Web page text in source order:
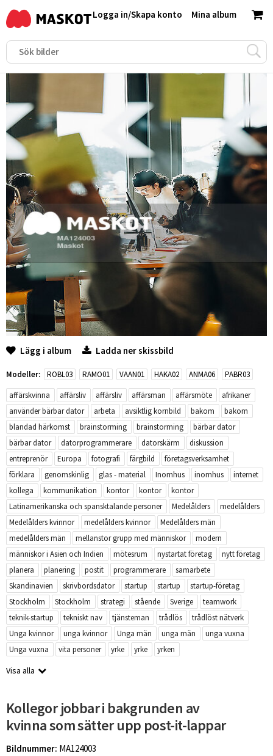
Mina album
Logga in/Skapa konto
Lägg i album Ladda ner skissbild
Modeller: ROBL03 RAMO01 VAAN01 HAKA02 ANMA06
PABR03
affärskvinna
affärsliv affärsliv affärsman affärsmöte
afrikaner
använder bärbar dator
arbeta avsiktlig kornbild bakom
bakom
blandad härkomst
brainstorming brainstorming
bärbar dator
bärbar dator
datorprogrammerare datorskärm
diskussion
entreprenör
Europa fotografi färgbild
företagsverksamhet
förklara
genomskinlig glas - material Inomhus inomhus
internet
kollega
kommunikation kontor kontor
kontor
Latinamerikanska och spansktalande personer
Medelålders
medelålders
Medelålders kvinnor
medelålders kvinnor
Medelålders män
medelålders män
mellanstor grupp med människor
modern
människor i Asien och Indien
mötesrum nystartat företag
nytt företag
planera
planering postit programmerare
samarbete
Skandinavien
skrivbordsdator startup startup
startup-företag
Stockholm
Stockholm strategi stående Sverige
teamwork
teknik-startup
tekniskt nav tjänsteman trådlös
trådlöst nätverk
Unga kvinnor
unga kvinnor Unga män unga män
unga vuxna
Unga vuxna
vita personer yrke yrke yrken
Visa alla
Kollegor jobbar i bakgrunden av
kvinna som sätter upp post-it-lappar
Bildnummer: MA124003